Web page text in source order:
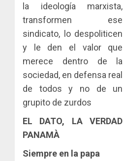
la ideología marxista,
transformen ese
sindicato, lo despoliticen
y le den el valor que
merece dentro de la
sociedad, en defensa real
de todos y no de un
grupito de zurdos
EL DATO, LA VERDAD
PANAMÀ
Siempre en la papa